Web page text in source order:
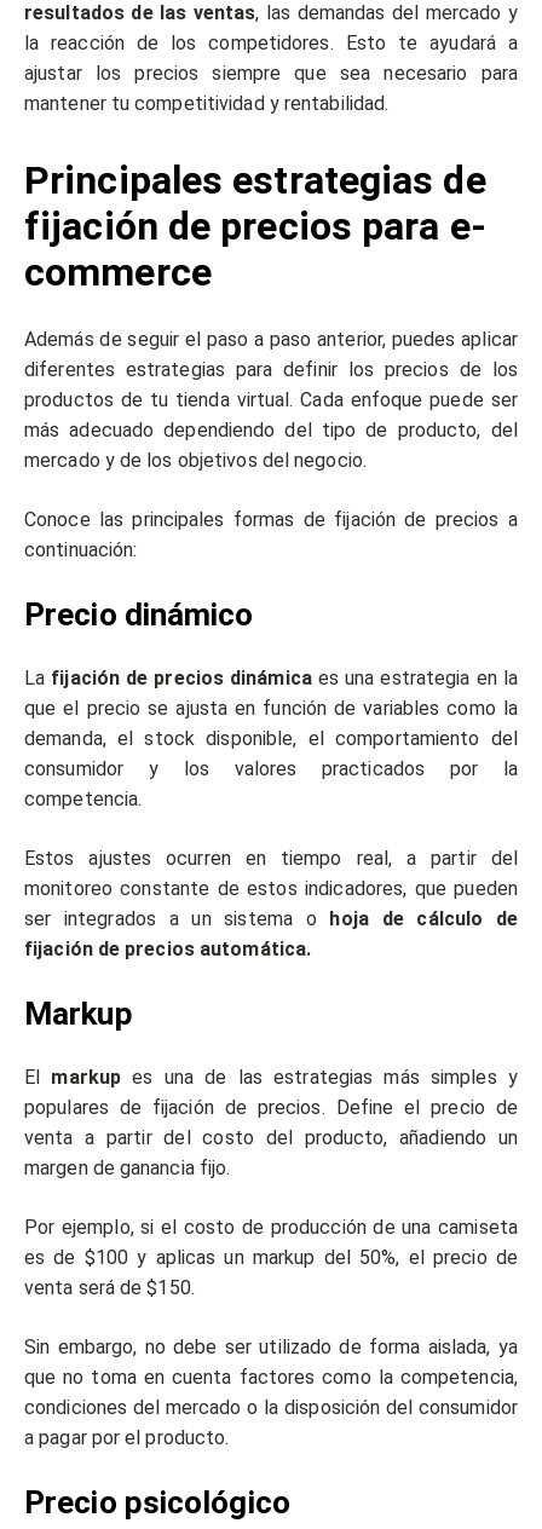
resultados de las ventas, las demandas del mercado y
la reacción de los competidores. Esto te ayudará a
ajustar los precios siempre que sea necesario para
mantener tu competitividad y rentabilidad.
Principales estrategias de
fijación de precios para e-
commerce
Además de seguir el paso a paso anterior, puedes aplicar
diferentes estrategias para definir los precios de los
productos de tu tienda virtual. Cada enfoque puede ser
más adecuado dependiendo del tipo de producto, del
mercado y de los objetivos del negocio.
Conoce las principales formas de fijación de precios a
continuación:
Precio dinámico
La fijación de precios dinámicaes una estrategia en la
que el precio se ajusta en función de variables como la
demanda, el stock disponible, el comportamiento del
consumidor y los valores practicados por la
competencia.
Estos ajustes ocurren en tiempo real, a partir del
monitoreo constante de estos indicadores, que pueden
ser integrados a un sistema o
hoja de cálculo de
fijación de precios automática.
Markup
El markup es una de las estrategias más simples y
populares de fijación de precios. Define el precio de
venta a partir del costo del producto, añadiendo un
margen de ganancia fijo.
Por ejemplo, si el costo de producción de una camiseta
es de $100 y aplicas un markup del 50%, el precio de
venta será de $150.
Sin embargo, no debe ser utilizado de forma aislada, ya
que no toma en cuenta factores como la competencia,
condiciones del mercado o la disposición del consumidor
a pagar por el producto.
Precio psicológico